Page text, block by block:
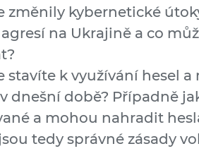
změnily kybernetické
na Ukrajině a co
stavíte k využívání hesel
dnešní době? Případně
a mohou nahradit
tedy správné zásady